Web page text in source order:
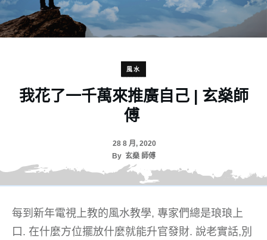
風水
我花了一千萬來推廣自己 | 玄燊師
傅
28 8 月, 2020
By 玄燊 師傅
每到新年電視上教的風水教學, 專家們總是琅琅上
口. 在什麼方位擺放什麼就能升官發財. 說老實話,別